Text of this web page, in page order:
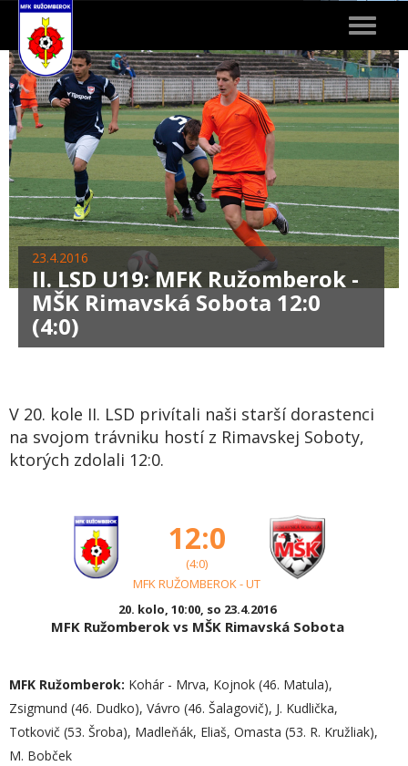
Toggle
23.4.2016
II. LSD U19: MFK Ružomberok -
MŠK Rimavská Sobota 12:0
(4:0)
V 20. kole II. LSD privítali naši starší dorastenci
na svojom trávniku hostí z Rimavskej Soboty,
ktorých zdolali 12:0.
12:0
(4:0)
MFK RUŽOMBEROK - UT
20. kolo, 10:00, so 23.4.2016
MFK Ružomberok vs MŠK Rimavská Sobota
MFK Ružomberok: Kohár - Mrva, Kojnok (46. Matula),
Zsigmund (46. Dudko), Vávro (46. Šalagovič), J. Kudlička,
Totkovič (53. Šroba), Madleňák, Eliaš, Omasta (53. R. Kružliak),
M. Bobček